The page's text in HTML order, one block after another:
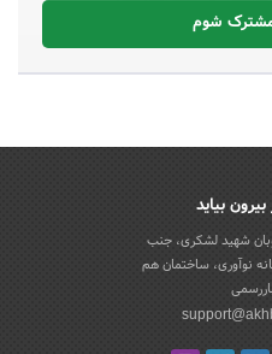
شوم
بیاید
شهید لشکری، جنب
نوآوری، ساختمان هم